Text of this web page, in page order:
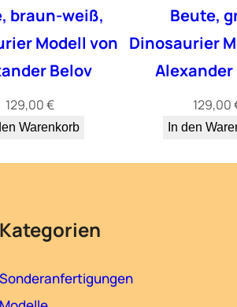
u
s
n
braun-weiß,
Modell von
Belov
129,00€
Warenkorb
Beute,
Dinosaurier
Alexander
129,00
In den
Kategorien
Sonderanfertigungen